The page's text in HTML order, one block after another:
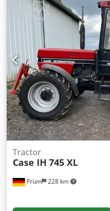
Prüm 228 km
Tractor
Case IH 745 XL